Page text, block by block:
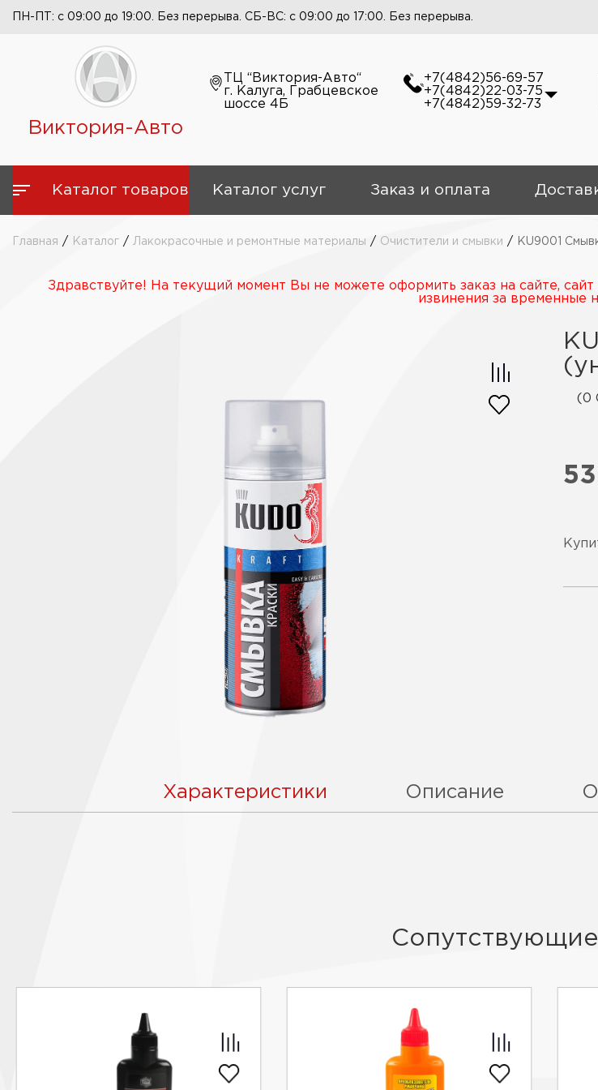
ПН-ПТ: с 09:00 до 19:00. Без перерыва. СБ-ВС: с 09:00 до 17:00. Без перерыва.
Виктория-Авто
ТЦ “Виктория-Авто“
г. Калуга, Грабцевское
шоссе 4Б
+7(4842)56-69-57
+7(4842)22-03-75
+7(4842)59-32-73
Каталог товаров Каталог услуг Заказ и оплата
Главная / Каталог / Лакокрасочные и ремонтные материалы / Очистители и смывки / KU9001
Здравствуйте! На текущий момент Вы не можете оформить заказ на сайте,
извинения за временные
(0
Характеристики Описание